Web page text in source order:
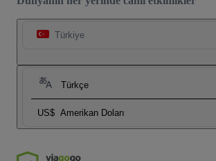
Türkiye
Türkçe
US$ Amerikan Doları